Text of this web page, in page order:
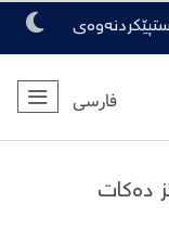
فارسی
دەکات